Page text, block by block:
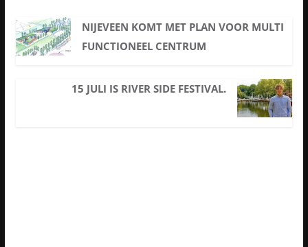
NIJEVEEN KOMT MET PLAN VOOR MULTI
FUNCTIONEEL CENTRUM
15 JULI IS RIVER SIDE FESTIVAL.